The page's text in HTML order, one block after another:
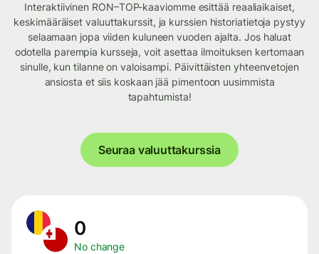
Interaktiivinen RON–TOP-kaaviomme esittää reaaliaikaiset,
keskimääräiset valuuttakurssit, ja kurssien historiatietoja pystyy
selaamaan jopa viiden kuluneen vuoden ajalta. Jos haluat
odotella parempia kursseja, voit asettaa ilmoituksen kertomaan
sinulle, kun tilanne on valoisampi. Päivittäisten yhteenvetojen
ansiosta et siis koskaan jää pimentoon uusimmista
tapahtumista!
Seuraa valuuttakurssia
0
No change